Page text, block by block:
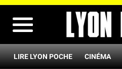
LIRE LYON POCHE CINÉMA